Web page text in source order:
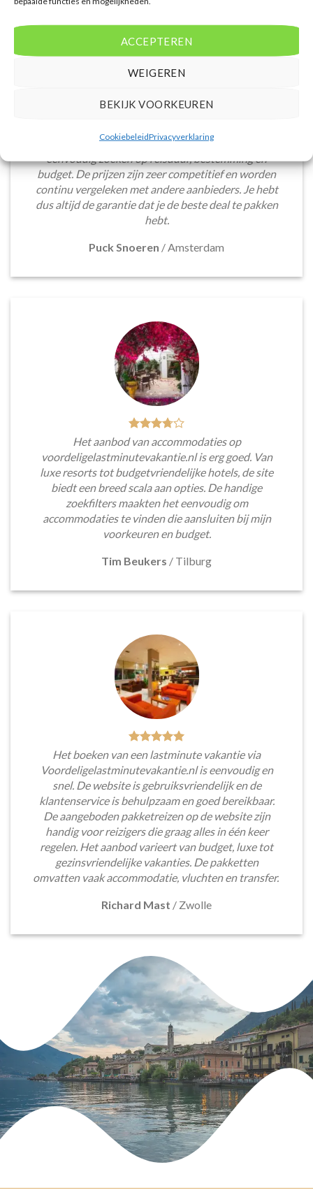
ACCEPTEREN
WEIGEREN
BEKIJK VOORKEUREN
CookiebeleidPrivacyverklaring
De website biedt een groot aanbod van lastminute
vakantiebestemmingen. Met handige filters kun je
eenvoudig zoeken op reisduur, bestemming en
budget. De prijzen zijn zeer competitief en worden
continu vergeleken met andere aanbieders. Je hebt
dus altijd de garantie dat je de beste deal te pakken
hebt.
Puck Snoeren /Amsterdam
Het aanbod van accommodaties op
voordeligelastminutevakantie.nl is erg goed. Van
luxe resorts tot budgetvriendelijke hotels, de site
biedt een breed scala aan opties. De handige
zoekfilters maakten het eenvoudig om
accommodaties te vinden die aansluiten bij mijn
voorkeuren en budget.
Tim Beukers / Tilburg
Het boeken van een lastminute vakantie via
Voordeligelastminutevakantie.nl is eenvoudig en
snel. De website is gebruiksvriendelijk en de
klantenservice is behulpzaam en goed bereikbaar.
De aangeboden pakketreizen op de website zijn
handig voor reizigers die graag alles in één keer
regelen. Het aanbod varieert van budget, luxe tot
gezinsvriendelijke vakanties. De pakketten
omvatten vaak accommodatie, vluchten en transfer.
Richard Mast / Zwolle